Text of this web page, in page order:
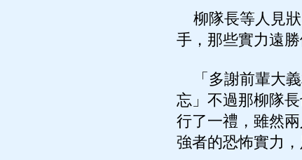
柳隊長等人見狀
手，那些實力遠
「多謝前輩大義
忘」不過那柳隊
行了一禮，雖然
強者的恐怖實力